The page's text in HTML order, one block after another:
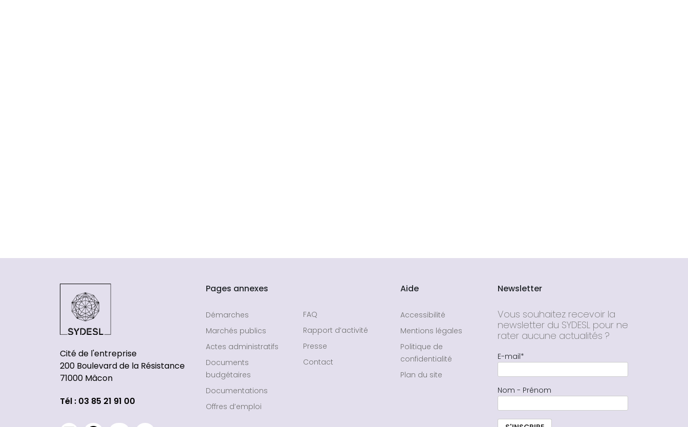
Cité de l'entreprise
200 Boulevard de la Résistance
71000 Mâcon
Tél : 03 85 21 91 00
Pages annexes
Démarches
Marchés publics
Actes administratifs
Documents
budgétaires
Documentations
Offres d’emploi
FAQ
Rapport d’activité
Presse
Contact
Aide
Accessibilité
Mentions légales
Politique de
confidentialité
Plan du site
Newsletter
Vous souhaitez recevoir la
newsletter du SYDESL pour ne
rater aucune actualités ?
E-mail*
Nom - Prénom